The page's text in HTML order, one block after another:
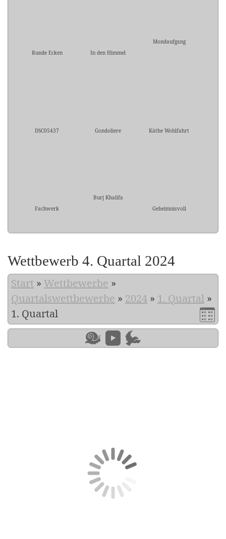
Runde Ecken In den Himmel
Mondaufgang
DSC05437 Gondoliere Käthe Wohlfahrt
Fachwerk
Burj Khalifa
Geheimnisvoll
Wettbewerb 4. Quartal 2024
Start » Wettbewerbe »
Quartalswettbewerbe » 2024 » 1. Quartal »
1. Quartal